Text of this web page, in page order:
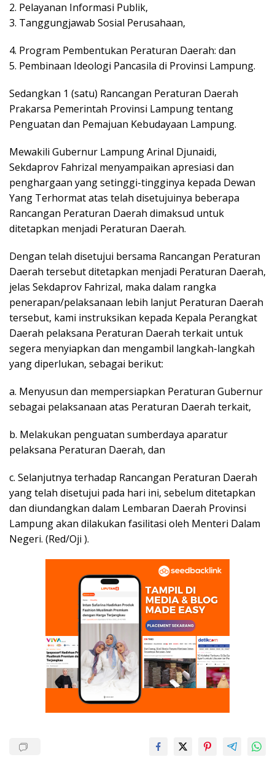
2. Pelayanan Informasi Publik,
3. Tanggungjawab Sosial Perusahaan,
4. Program Pembentukan Peraturan Daerah: dan
5. Pembinaan Ideologi Pancasila di Provinsi Lampung.
Sedangkan 1 (satu) Rancangan Peraturan Daerah
Prakarsa Pemerintah Provinsi Lampung tentang
Penguatan dan Pemajuan Kebudayaan Lampung.
Mewakili Gubernur Lampung Arinal Djunaidi,
Sekdaprov Fahrizal menyampaikan apresiasi dan
penghargaan yang setinggi-tingginya kepada Dewan
Yang Terhormat atas telah disetujuinya beberapa
Rancangan Peraturan Daerah dimaksud untuk
ditetapkan menjadi Peraturan Daerah.
Dengan telah disetujui bersama Rancangan Peraturan
Daerah tersebut ditetapkan menjadi Peraturan Daerah,
jelas Sekdaprov Fahrizal, maka dalam rangka
penerapan/pelaksanaan lebih lanjut Peraturan Daerah
tersebut, kami instruksikan kepada Kepala Perangkat
Daerah pelaksana Peraturan Daerah terkait untuk
segera menyiapkan dan mengambil langkah-langkah
yang diperlukan, sebagai berikut:
a. Menyusun dan mempersiapkan Peraturan Gubernur
sebagai pelaksanaan atas Peraturan Daerah terkait,
b. Melakukan penguatan sumberdaya aparatur
pelaksana Peraturan Daerah, dan
c. Selanjutnya terhadap Rancangan Peraturan Daerah
yang telah disetujui pada hari ini, sebelum ditetapkan
dan diundangkan dalam Lembaran Daerah Provinsi
Lampung akan dilakukan fasilitasi oleh Menteri Dalam
Negeri. (Red/Oji ).